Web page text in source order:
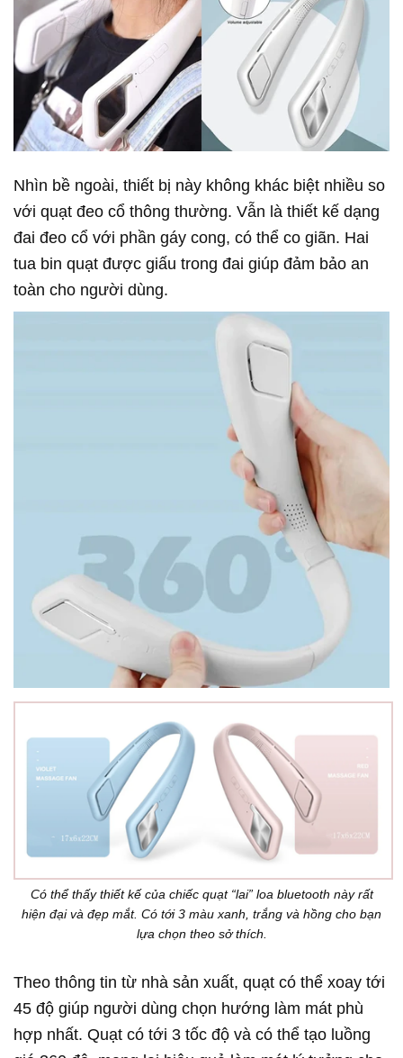
Nhìn bề ngoài, thiết bị này không khác biệt nhiều so
với quạt đeo cổ thông thường. Vẫn là thiết kế dạng
đai đeo cổ với phần gáy cong, có thể co giãn. Hai
tua bin quạt được giấu trong đai giúp đảm bảo an
toàn cho người dùng.
Có thể thấy thiết kế của chiếc quạt “lai” loa bluetooth này rất
hiện đại và đẹp mắt. Có tới 3 màu xanh, trắng và hồng cho bạn
lựa chọn theo sở thích.
Theo thông tin từ nhà sản xuất, quạt có thể xoay tới
45 độ giúp người dùng chọn hướng làm mát phù
hợp nhất. Quạt có tới 3 tốc độ và có thể tạo luồng